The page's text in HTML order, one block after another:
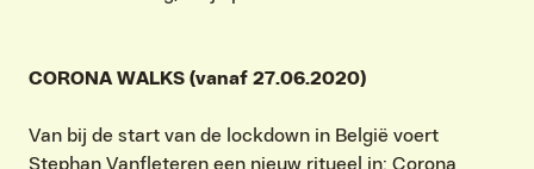
CORONA WALKS (vanaf 27.06.2020)
Van bij de start van de lockdown in België voert
Stephan Vanfleteren een nieuw ritueel in: Corona